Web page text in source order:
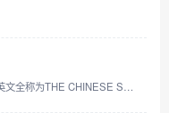
中国职业技术教育学会（英文全称为THE CHINESE SOCIETY FOR TECHNICAL AND VOCATIONAL EDUCATION，缩写为CSTVE）成立于1990年12月，是由从事职业技术教育相关工作的企事业单位、社会组织和个人自愿结成的全国性、学术性、非营